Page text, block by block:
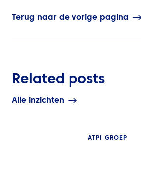
Terug naar de vorige pagina
Related posts
Alle inzichten
ATPI GROEP